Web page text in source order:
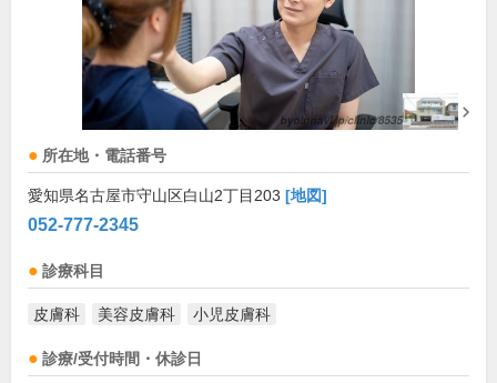
所在地・電話番号
愛知県名古屋市守山区白山2丁目203 [地図]
052-777-2345
診療科目
皮膚科 美容皮膚科 小児皮膚科
診療/受付時間・休診日